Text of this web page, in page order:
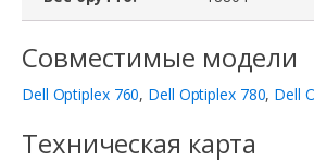
Совместимые модели
Dell Optiplex 760, Dell Optiplex 780, Dell
Техническая карта